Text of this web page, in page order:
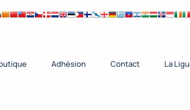
Adhésion Contact La